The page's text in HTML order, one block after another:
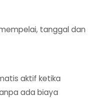
tanggal dan
aktif ketika
ada biaya